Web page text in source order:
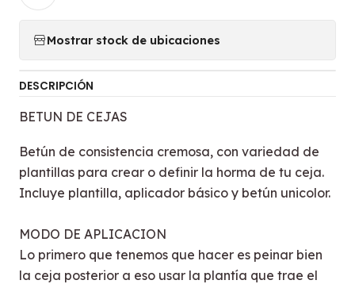
Mostrar stock de ubicaciones
DESCRIPCIÓN
BETUN DE CEJAS
Betún de consistencia cremosa, con variedad de
plantillas para crear o definir la horma de tu ceja.
Incluye plantilla, aplicador básico y betún unicolor.
MODO DE APLICACION
Lo primero que tenemos que hacer es peinar bien
la ceja posterior a eso usar la plantía que trae el